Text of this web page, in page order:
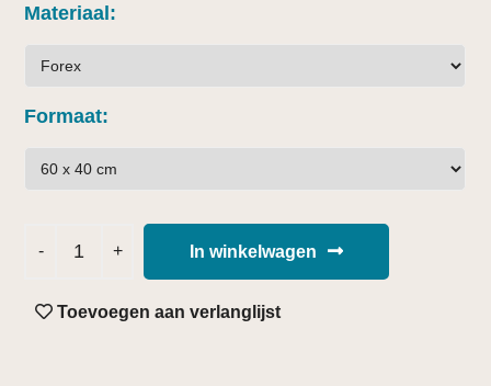
Materiaal
Formaat
In winkelwagen
Toevoegen aan verlanglijst